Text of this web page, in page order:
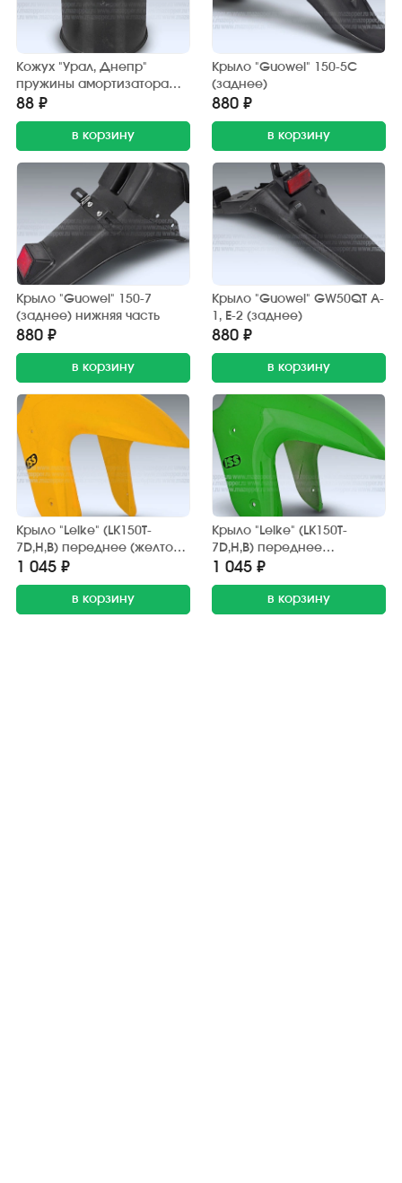
Кожух "Урал, Днепр"
пружины амортизатора
(пластик)
88 ₽
в корзину
Крыло "Guowei" 150-5С
(заднее)
880 ₽
в корзину
Крыло "Guowei" 150-7
(заднее) нижняя часть
880 ₽
в корзину
Крыло "Guowei" GW50QT A-
1, Е-2 (заднее)
880 ₽
в корзину
Крыло "Leike" (LK150T-
7D,H,B) переднее (желтое)
передняя часть
1 045 ₽
в корзину
Крыло "Leike" (LK150T-
7D,H,B) переднее
(зелёное) передняя часть
1 045 ₽
в корзину